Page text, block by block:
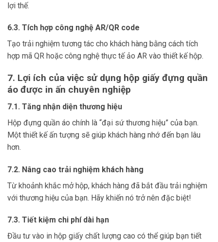
lợi thế.
6.3. Tích hợp công nghệ AR/QR code
Tạo trải nghiệm tương tác cho khách hàng bằng cách tích
hợp mã QR hoặc công nghệ thực tế ảo AR vào thiết kế hộp.
7. Lợi ích của việc sử dụng hộp giấy đựng quần
áo được in ấn chuyên nghiệp
7.1. Tăng nhận diện thương hiệu
Hộp đựng quần áo chính là “đại sứ thương hiệu” của bạn.
Một thiết kế ấn tượng sẽ giúp khách hàng nhớ đến bạn lâu
hơn.
7.2. Nâng cao trải nghiệm khách hàng
Từ khoảnh khắc mở hộp, khách hàng đã bắt đầu trải nghiệm
với thương hiệu của bạn. Hãy khiến nó trở nên đặc biệt!
7.3. Tiết kiệm chi phí dài hạn
Đầu tư vào in hộp giấy chất lượng cao có thể giúp bạn tiết